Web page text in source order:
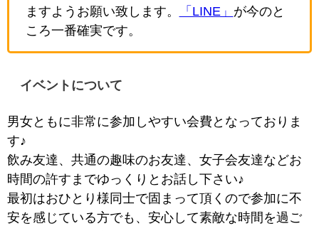
ますようお願い致します。
「LINE」 が今のと
ころ一番確実です。
イベントについて
男女ともに非常に参加しやすい会費となっておりま
す♪
飲み友達、共通の趣味のお友達、女子会友達などお
時間の許すまでゆっくりとお話し下さい♪
最初はおひとり様同士で固まって頂くので参加に不
安を感じている方でも、安心して素敵な時間を過ご